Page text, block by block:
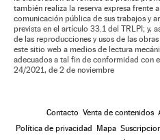
también realiza la reserva expresa frente
comunicación pública de sus trabajos y
prevista en el artículo 33.1 del TRLPI; y,
de las reproducciones y usos de las
este sitio web a medios de lectura
adecuados a tal fin de conformidad con
24/2021, de 2 de noviembre
Contacto Venta de contenidos
Política de privacidad Mapa